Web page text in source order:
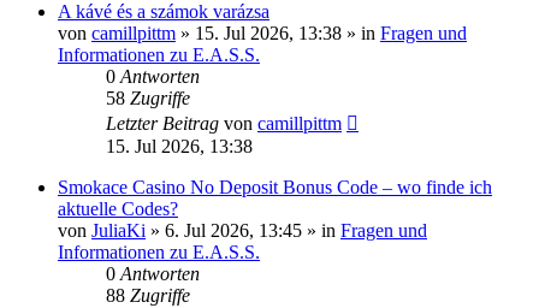
A kávé és a számok varázsa
von camillpittm » 15. Jul 2026, 13:38 » in Fragen und
Informationen zu E.A.S.S.
0Antworten
58 Zugriffe
Letzter Beitrag von camillpittm
15. Jul 2026, 13:38
Smokace Casino No Deposit Bonus Code – wo finde ich
aktuelle Codes?
von JuliaKi » 6. Jul 2026, 13:45 » in Fragen und
Informationen zu E.A.S.S.
0Antworten
88 Zugriffe